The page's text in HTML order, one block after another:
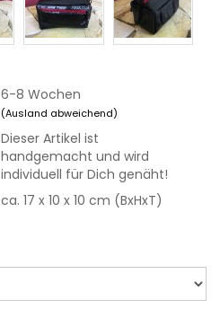
6-8 Wochen
(Ausland abweichend)
Dieser Artikel ist
handgemacht und wird
individuell für Dich genäht!
ca. 17 x 10 x 10 cm (BxHxT)